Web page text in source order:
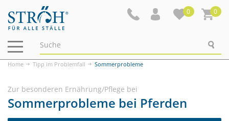
0 0
Navigation
ein-/ausblenden
Home Tipp im Problemfall Sommerprobleme
Zur besonderen Ernährung/Pflege bei
Sommerprobleme bei Pferden